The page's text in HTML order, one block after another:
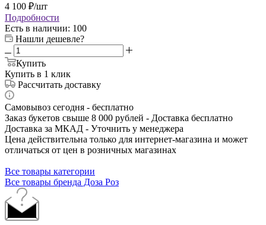
4 100 ₽/шт
Подробности
Есть в наличии: 100
Нашли дешевле?
Купить
Купить в 1 клик
Рассчитать доставку
Самовывоз сегодня - бесплатно
Заказ букетов свыше 8 000 рублей - Доставка бесплатно
Доставка за МКАД - Уточнить у менеджера
Цена действительна только для интернет-магазина и может
отличаться от цен в розничных магазинах
Все товары категории
Все товары бренда Доза Роз